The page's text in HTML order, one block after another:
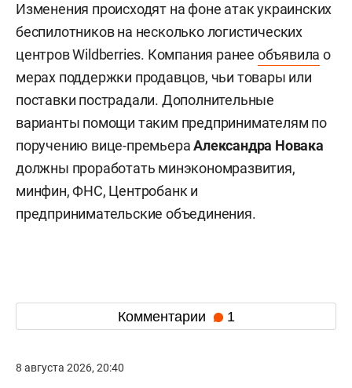
Изменения происходят на фоне атак украинских
беспилотников на несколько логистических
центров Wildberries. Компания ранее объявила о
мерах поддержки продавцов, чьи товары или
поставки пострадали. Дополнительные
варианты помощи таким предпринимателям по
поручению вице-премьераАлександра Новака
должны проработать минэкономразвития,
минфин, ФНС, Центробанк и
предпринимательские объединения.
Комментарии 1
8 августа 2026, 20:40